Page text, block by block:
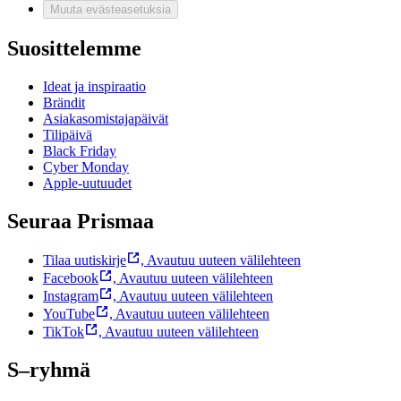
Muuta evästeasetuksia
Suosittelemme
Ideat ja inspiraatio
Brändit
Asiakasomistajapäivät
Tilipäivä
Black Friday
Cyber Monday
Apple-uutuudet
Seuraa Prismaa
Tilaa uutiskirje , Avautuu uuteen välilehteen
Facebook
, Avautuu uuteen välilehteen
Instagram
, Avautuu uuteen välilehteen
YouTube
, Avautuu uuteen välilehteen
TikTok
, Avautuu uuteen välilehteen
S–ryhmä